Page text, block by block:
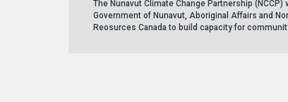
The Nunavut Climate Change Partnership
Government of Nunavut, Aboriginal Affairs and
Reosurces Canada to build capacity for